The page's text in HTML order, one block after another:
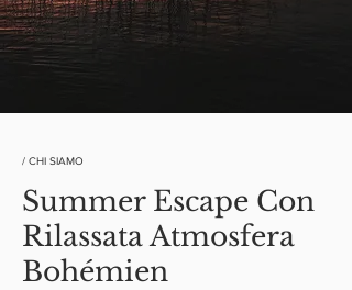
/ CHI SIAMO
Summer Escape Con
Rilassata Atmosfera
Bohémien